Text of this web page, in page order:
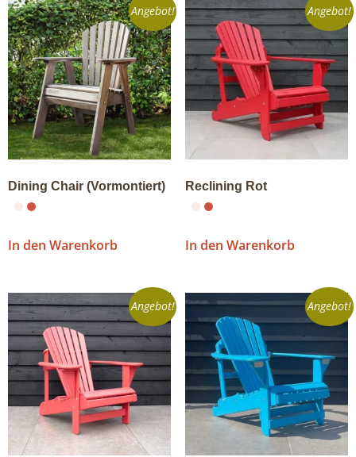
Angebot!
Dining Chair (Vormontiert)
In den Warenkorb
Angebot!
Reclining Rot
In den Warenkorb
Angebot! Angebot!